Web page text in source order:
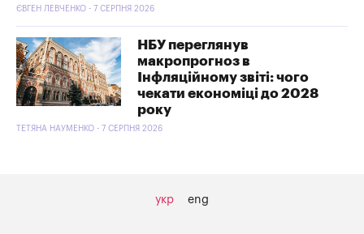
ЄВГЕН ЛЕВЧЕНКО - 7 СЕРПНЯ 2026
НБУ переглянув
макропрогноз в
Інфляційному звіті: чого
чекати економіці до 2028
року
ТЕТЯНА НАУМЕНКО - 7 СЕРПНЯ 2026
укр eng